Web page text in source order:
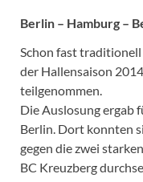
Berlin – Hamburg –
Schon fast
der Hallensaison
teilgenommen.
Die Auslosung ergab
Berlin. Dort konnten
gegen die zwei
BC Kreuzberg